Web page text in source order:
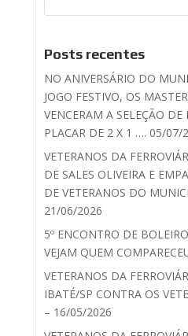
Posts recentes
NO ANIVERSÁRIO DO
JOGO FESTIVO, OS
VENCERAM A SELEÇÃO
PLACAR DE 2 X 1 …. 05/07/
VETERANOS DA
DE SALES OLIVEIRA E
DE VETERANOS DO
21/06/2026
5º ENCONTRO DE
VEJAM QUEM
VETERANOS DA
IBATÉ/SP CONTRA OS
– 16/05/2026